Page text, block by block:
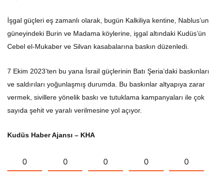
İşgal güçleri eş zamanlı olarak, bugün Kalkiliya kentine, Nablus’un
güneyindeki Burin ve Madama köylerine, işgal altındaki Kudüs’ün
Cebel el-Mukaber ve Silvan kasabalarına baskın düzenledi.
7 Ekim 2023’ten bu yana İsrail güçlerinin Batı Şeria’daki baskınları
ve saldırıları yoğunlaşmış durumda. Bu baskınlar altyapıya zarar
vermek, sivillere yönelik baskı ve tutuklama kampanyaları ile çok
sayıda şehit ve yaralı verilmesine yol açıyor.
Kudüs Haber Ajansı – KHA
0 0 0 0 0